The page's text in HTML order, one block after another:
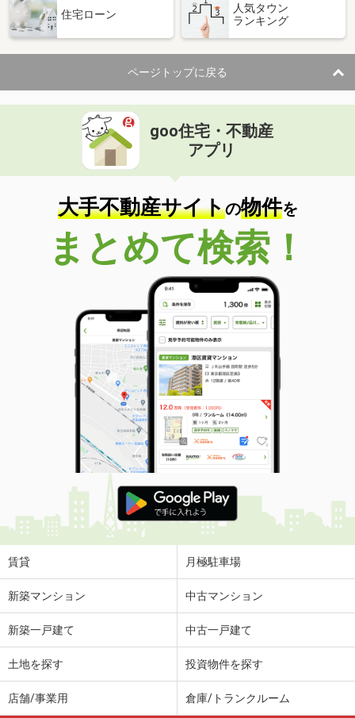
住宅ローン
人気タウン
ランキング
ページトップに戻る
goo住宅・不動産
アプリ
大手不動産サイトの物件を
まとめて検索！
賃貸 月極駐車場
新築マンション 中古マンション
新築一戸建て 中古一戸建て
土地を探す 投資物件を探す
店舗/事業用 倉庫/トランクルーム